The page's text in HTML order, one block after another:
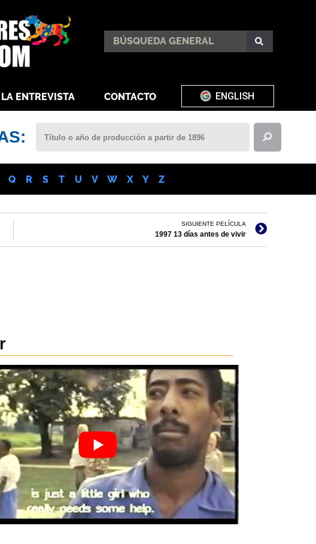
LA ENTREVISTA CONTACTO ENGLISH
Q R S T U V W X Y Z
SIGUIENTE PELÍCULA
1997 13 días antes de vivir